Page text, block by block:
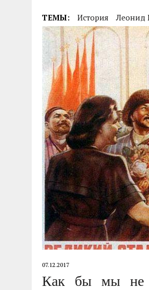
ТЕМЫ: История Леонид
07.12.2017
Как бы мы не